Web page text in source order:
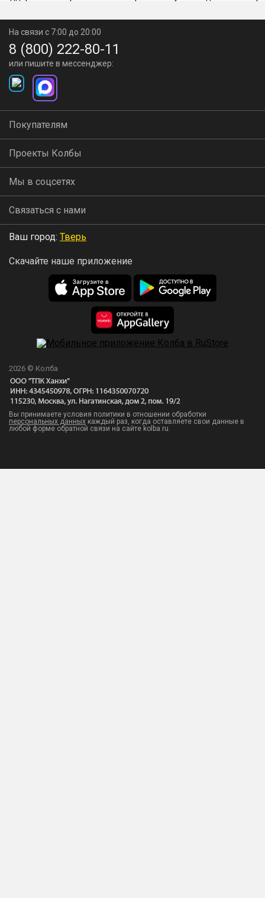
На связи с 7:00 до 20:00
8 (800) 222-80-11
или пишите в мессенджер:
Покупателям
Проекты Колбы
Мы в соцсетях
Связаться с нами
Ваш город: Тверь
Скачайте наше приложение
2026 © Колба
Вы принимаете условия политики в отношении обработки
персональных данных каждый раз, когда оставляете свои данные в
любой форме обратной связи на сайте kolba.ru.